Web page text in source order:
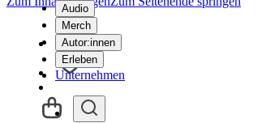
Audio
Merch
Autor:innen
Erleben
Unternehmen